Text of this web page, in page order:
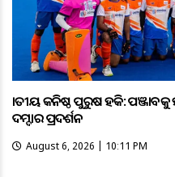
ଜାତୀୟ କନିଷ୍ଠ ପୁରୁଷ ହକି:
ଦମ୍ଦାର ପ୍ରଦର୍ଶନ
August 6, 2026 | 10:11 PM